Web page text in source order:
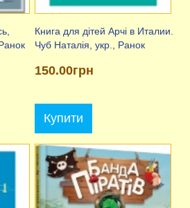
Книга для дітей Арчі в Италии.
Чуб Наталія, укр., Ранок
150.00грн
Купити